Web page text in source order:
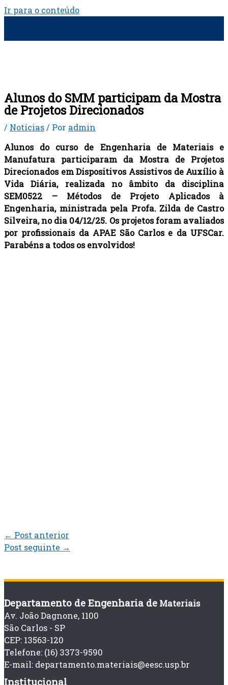
Ir para o conteúdo
Alunos do SMM participam da Mostra
de Projetos Direcionados
/ Notícias / Por admin
Alunos do curso de Engenharia de Materiais e
Manufatura participaram da Mostra de Projetos
Direcionados em Dispositivos Assistivos de Auxílio à
Vida Diária, realizada no âmbito da disciplina
SEM0522 – Métodos de Projeto Aplicados à
Engenharia, ministrada pela Profa. Zilda de Castro
Silveira, no dia 04/12/25. Os projetos foram avaliados
por profissionais da APAE São Carlos e da UFSCar.
Parabéns a todos os envolvidos!
← Post anterior
Post seguinte →
Departamento de Engenharia de Materiais
Av. João Dagnone, 1100
São Carlos - SP
CEP: 13563-120
Telefone: (16) 3373-9590
E-mail: departamento.materiais@eesc.usp.br
Institucional